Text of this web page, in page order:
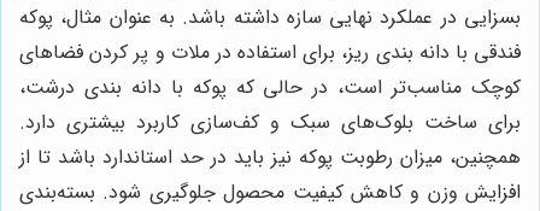
بسزایی در عملکرد نهایی سازه داشته باشد. به عنوان مثال، پوکه
فندقی با دانه بندی ریز، برای استفاده در ملات و پر کردن فضاهای
کوچک مناسب‌تر است، در حالی که پوکه با دانه بندی درشت،
برای ساخت بلوک‌های سبک و کف‌سازی کاربرد بیشتری دارد.
همچنین، میزان رطوبت پوکه نیز باید در حد استاندارد باشد تا از
افزایش وزن و کاهش کیفیت محصول جلوگیری شود. بسته‌بندی